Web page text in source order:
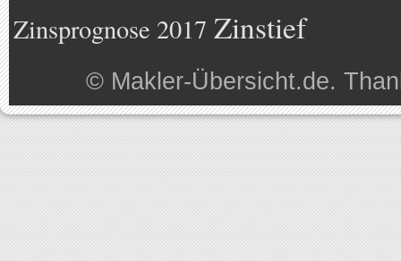
Zinsprognose 2017 Zinstief
© Makler-Übersicht.de.